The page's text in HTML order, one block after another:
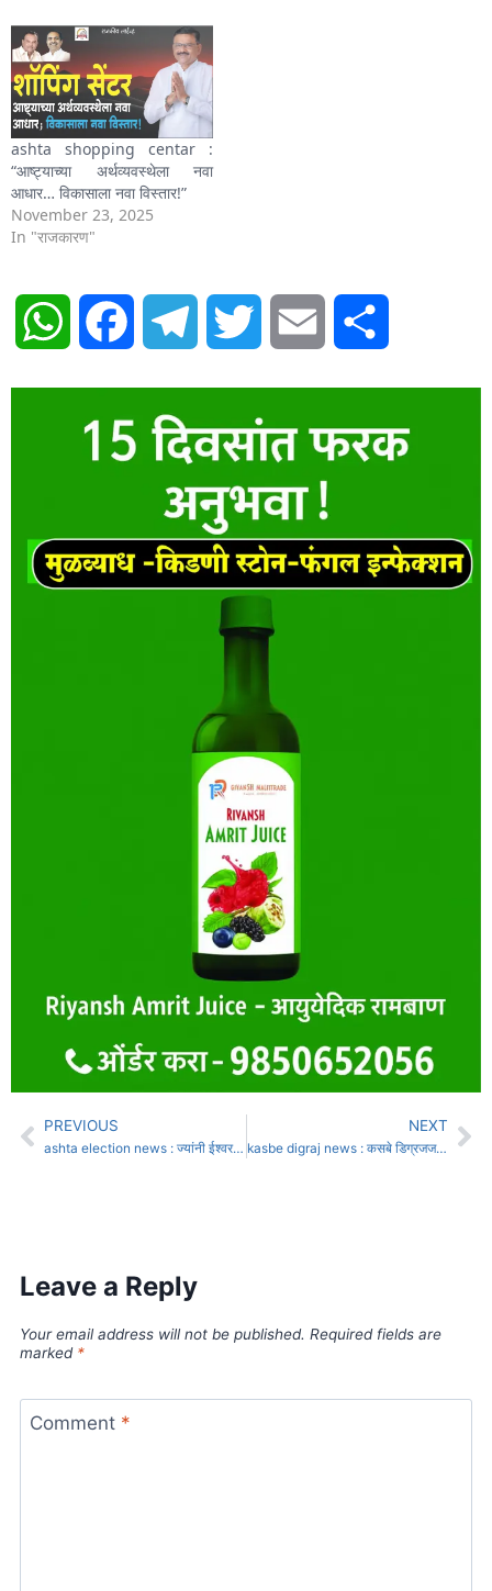
ashta shopping centar :
“आष्ट्याच्या अर्थव्यवस्थेला नवा
आधार… विकासाला नवा विस्तार!”
November 23, 2025
In "राजकारण"
WhatsAppFacebook Telegram Twitter Email
PREVIOUS
ashta election news : ज्यांनी ईश्वरपूर भकास केले ते आष्ट्याच्या विकास काय करणार? : आ. जयंत पाटील
NEXT
kasbe digraj news : कसबे डिग्रजजवळ भरधाव दुचाकीची घोड्याला धडक, वृद्धाचा मृत्य
Leave a Reply
Your email address will not be published. Required fields are
marked *
Comment *